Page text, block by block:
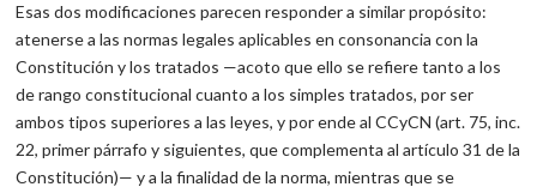
Esas dos modificaciones parecen responder a similar propósito:
atenerse a las normas legales aplicables en consonancia con la
Constitución y los tratados —acoto que ello se refiere tanto a los
de rango constitucional cuanto a los simples tratados, por ser
ambos tipos superiores a las leyes, y por ende al CCyCN (art. 75, inc.
22, primer párrafo y siguientes, que complementa al artículo 31 de la
Constitución)— y a la finalidad de la norma, mientras que se